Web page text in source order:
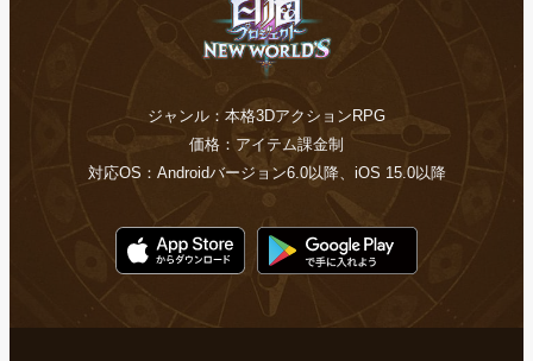
ジャンル：本格3DアクションRPG
価格：アイテム課金制
対応OS：Androidバージョン6.0以降、iOS 15.0以降